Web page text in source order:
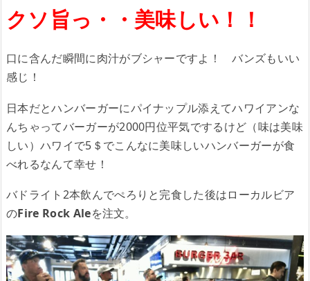
クソ旨っ・・美味しい！！
口に含んだ瞬間に肉汁がブシャーですよ！ バンズもいい
感じ！
日本だとハンバーガーにパイナップル添えてハワイアンな
んちゃってバーガーが2000円位平気でするけど（味は美味
しい）ハワイで5＄でこんなに美味しいハンバーガーが食
べれるなんて幸せ！
バドライト2本飲んでぺろりと完食した後はローカルビア
のFire Rock Aleを注文。